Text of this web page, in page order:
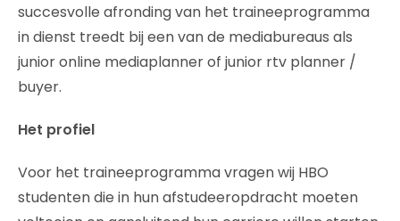
succesvolle afronding van het traineeprogramma
in dienst treedt bij een van de mediabureaus als
junior online mediaplanner of junior rtv planner /
buyer.
Het profiel
Voor het traineeprogramma vragen wij HBO
studenten die in hun afstudeeropdracht moeten